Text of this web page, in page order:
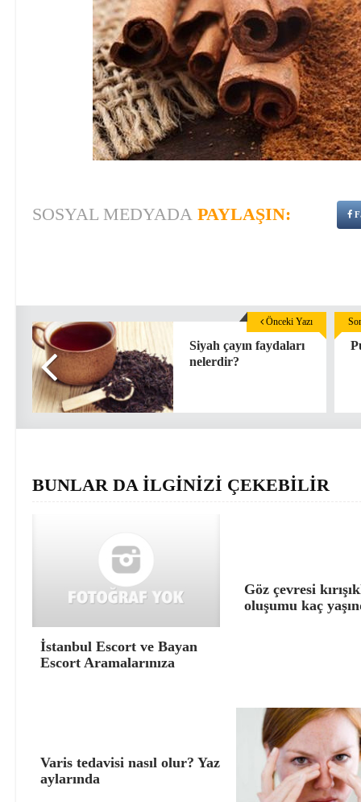
SOSYAL MEDYADA PAYLAŞIN:
Siyah çayın faydaları
nelerdir?
Önceki Yazı
BUNLAR DA İLGİNİZİ ÇEKEBİLİR
İstanbul Escort ve Bayan
Escort Aramalarınıza
Göz çevresi
oluşumu kaç
Varis tedavisi nasıl olur? Yaz
aylarında